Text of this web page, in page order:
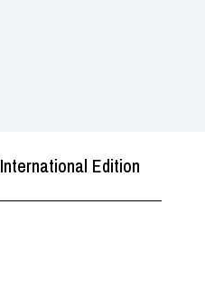
International Edition